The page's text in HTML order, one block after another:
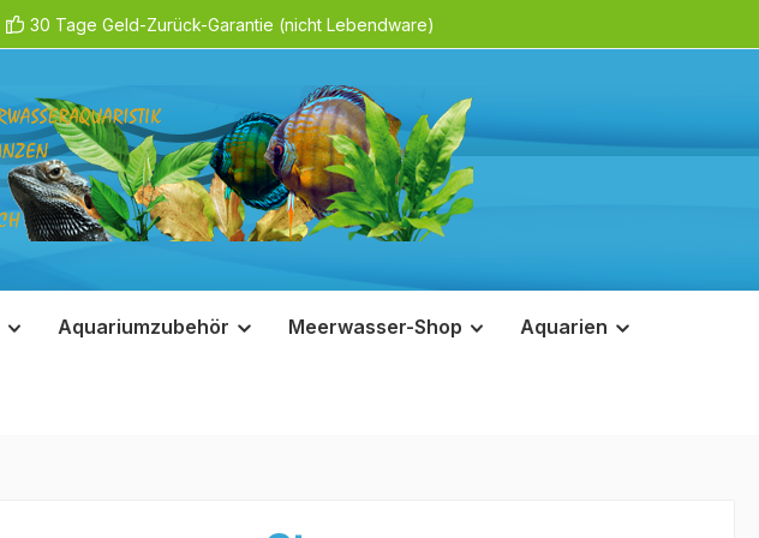
30 Tage Geld-Zurück-Garantie (nicht Lebendware)
Aquariumzubehör Meerwasser-Shop Aquarien